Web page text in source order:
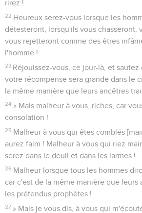
rirez !
22 Heureux serez-vous lorsque les
détesteront, lorsqu'ils vous chasseront,
vous rejetteront comme des êtres
l'homme !
23 Réjouissez-vous, ce jour-là, et
votre récompense sera grande dans le
la même manière que leurs ancêtres
24 » Mais malheur à vous, riches, car
consolation !
25 Malheur à vous qui êtes comblés
aurez faim ! Malheur à vous qui riez
serez dans le deuil et dans les larmes !
26 Malheur lorsque tous les hommes
car c'est de la même manière que leurs
les prétendus prophètes !
27 » Mais je vous dis, à vous qui